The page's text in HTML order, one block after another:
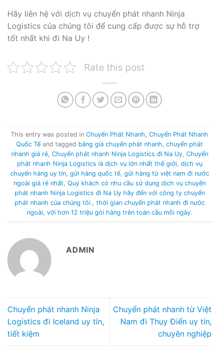
Hãy liên hệ với dịch vụ chuyển phát nhanh Ninja
Logistics của chúng tôi để cung cấp được sự hỗ trợ
tốt nhất khi đi Na Uy !
Rate this post
This entry was posted in Chuyển Phát Nhanh Chuyển Phát Nhanh
Quốc Tế and tagged bảng giá chuyển phát nhanh chuyển phát
nhanh giá rẻ, Chuyển phát nhanh Ninja Logistics đi Na Uy, Chuyển
phát nhanh Ninja Logistics là dịch vụ lớn nhất thế giới, dịch vụ
chuyển hàng uy tín, gửi hàng quốc tế, gửi hàng từ việt nam đi nước
ngoài giá rẻ nhất Quý khách có nhu cầu sử dụng dịch vụ chuyển
phát nhanh Ninja Logistics đi Na Uy hãy đến với công ty chuyển
phát nhanh của chúng tôi. thời gian chuyển phát nhanh đi nước
ngoài, với hơn 12 triệu gói hàng trên toàn cầu mỗi ngày.
ADMIN
Chuyển phát nhanh Ninja
Logistics đi Iceland uy tín,
tiết kiệm
Chuyển phát nhanh từ Việt
Nam đi Thụy Điển uy tín,
chuyên nghiệp